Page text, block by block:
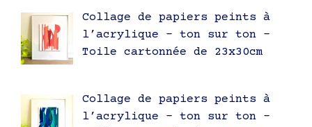
Collage de papiers peints à
l’acrylique – ton sur ton –
Toile cartonnée de 23x30cm
Collage de papiers peints à
l’acrylique – ton sur ton –